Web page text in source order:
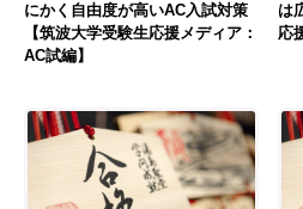
にかく自由度が高いAC入試対策
【筑波大学受験生応援メディア：
AC試編】
は
応